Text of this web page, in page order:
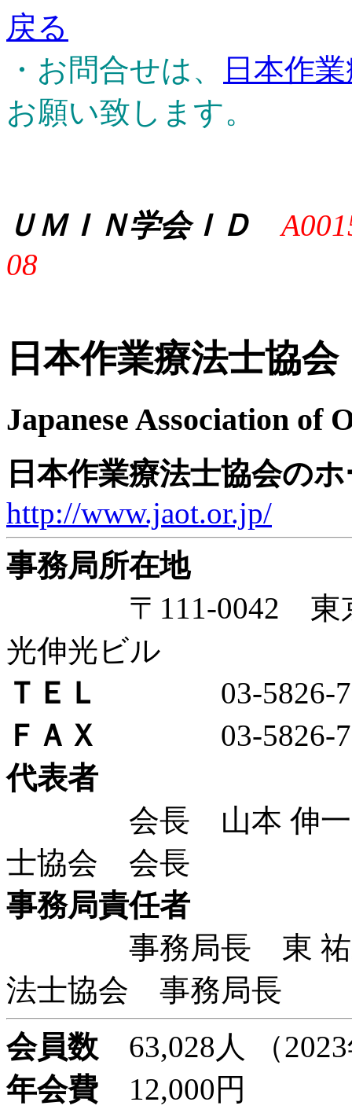
戻る
・お問合せは、
日本作
お願い致します。
ＵＭＩＮ学会ＩＤ
08
日本作業療法士協会
Japanese Association of
日本作業療法士協会の
http://www.jaot.or.jp/
事務局所在地
〒111-0042 東京
光伸光ビル
ＴＥＬ
03-5826-
ＦＡＸ
03-5826-
代表者
会長 山本 伸一 一
士協会 会長
事務局責任者
事務局長 東 祐二
法士協会 事務局長
会員数 63,028人 （
年会費 12,000円